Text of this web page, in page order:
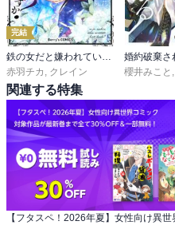
完結
赤羽チカ
クレイン
櫻井みこと
関連する特集